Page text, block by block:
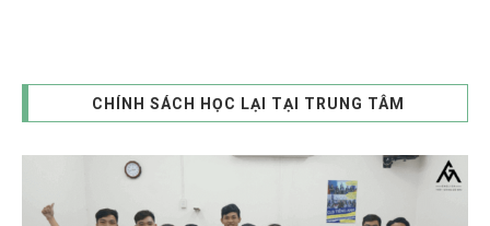
CHÍNH SÁCH HỌC LẠI TẠI TRUNG TÂM